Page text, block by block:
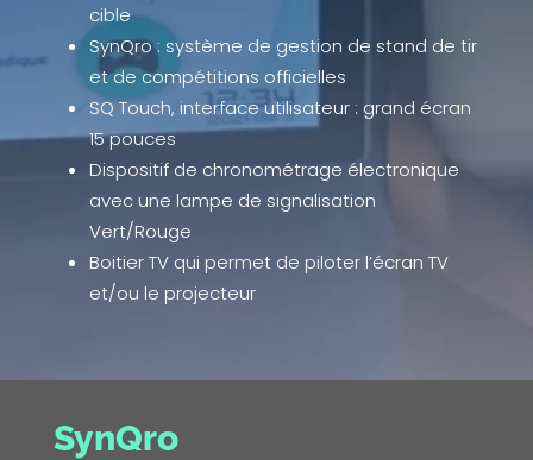
cible
SynQro : système de gestion de stand de tir
et de compétitions officielles
SQ Touch, interface utilisateur : grand écran
15 pouces
Dispositif de chronométrage électronique
avec une lampe de signalisation
Vert/Rouge
Boitier TV qui permet de piloter l’écran TV
et/ou le projecteur
SynQro